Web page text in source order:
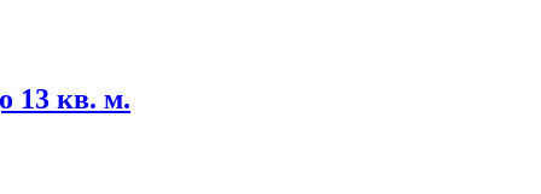
13 кв. м.